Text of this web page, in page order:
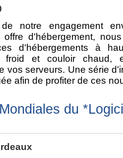
notre engagement
offre d'hébergement,
d'hébergements à
froid et couloir chaud,
vos serveurs. Une série
afin de profiter de ces
du